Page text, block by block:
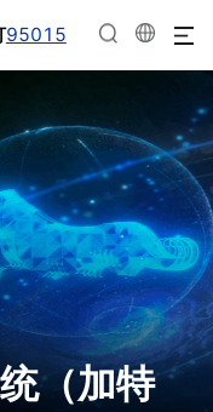
95015
（加特